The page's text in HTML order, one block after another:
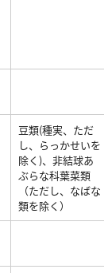
豆類(種実、ただ
し、らっかせいを
除く)、非結球あ
ぶらな科葉菜類
（ただし、なばな
類を除く）